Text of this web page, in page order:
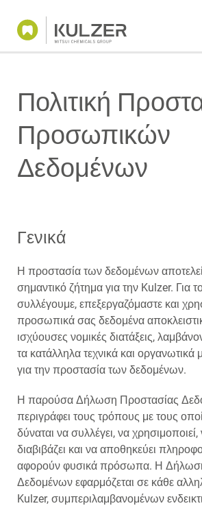
Πολιτική
Προσωπικών
Δεδομένων
Γενικά
Η προστασία των δεδομένων αποτελεί
σημαντικό ζήτημα για την Kulzer. Για
συλλέγουμε, επεξεργαζόμαστε και
προσωπικά σας δεδομένα
ισχύουσες νομικές διατάξεις,
τα κατάλληλα τεχνικά και οργανωτικά
για την προστασία των δεδομένων.
Η παρούσα Δήλωση Προστασίας
περιγράφει τους τρόπους με τους
δύναται να συλλέγει, να χρησιμοποιεί,
διαβιβάζει και να αποθηκεύει
αφορούν φυσικά πρόσωπα. Η
Δεδομένων εφαρμόζεται σε κάθε
Kulzer, συμπεριλαμβανομένων